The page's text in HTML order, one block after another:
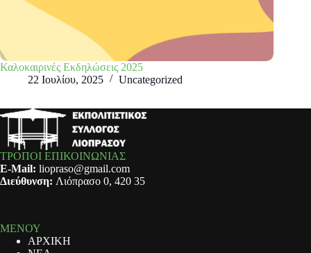
Καλοκαιρινές Εκδηλώσεις 2025
22 Ιουλίου, 2025
Uncategorized
ΤΡΟΠΟΙ ΕΠΙΚΟΙΝΩΝΙΑΣ
E-Mail: liopraso@gmail.com
Διεύθυνση: Λιόπρασο 0, 420 35
ΜΕΝΟΥ
ΑΡΧΙΚΗ